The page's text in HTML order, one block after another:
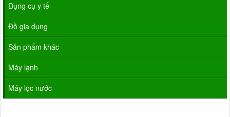
Dụng cụ y tế
Đồ gia dụng
Sản phẩm khác
Máy lạnh
Máy lọc nước